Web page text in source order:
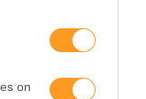
on